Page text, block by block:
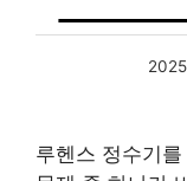
루헨스 정수기